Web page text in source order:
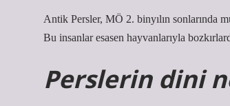
Antik Persler, MÖ 2. binyılın sonlarında
Bu insanlar esasen hayvanlarıyla
Perslerin dini